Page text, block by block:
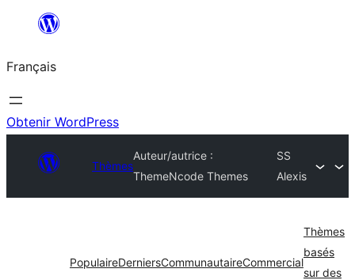
contenu
Français
Obtenir WordPress
Thèmes
Auteur/autrice :
ThemeNcode Themes
SS
Alexis
PopulaireDerniersCommunautaireCommercial
Thèmes
basés
sur des